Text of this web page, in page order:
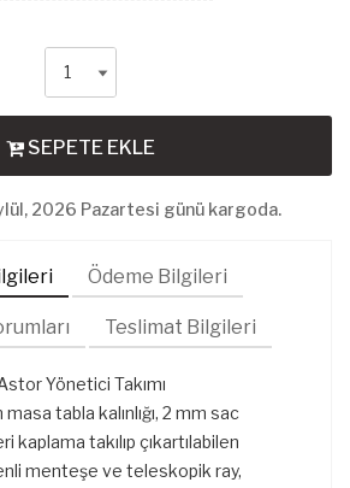
SEPETE EKLE
2026 Pazartesi günü kargoda.
Ödeme Bilgileri
Teslimat Bilgileri
Yönetici Takımı
tabla kalınlığı, 2 mm sac
kaplama takılıp çıkartılabilen
menteşe ve teleskopik ray,